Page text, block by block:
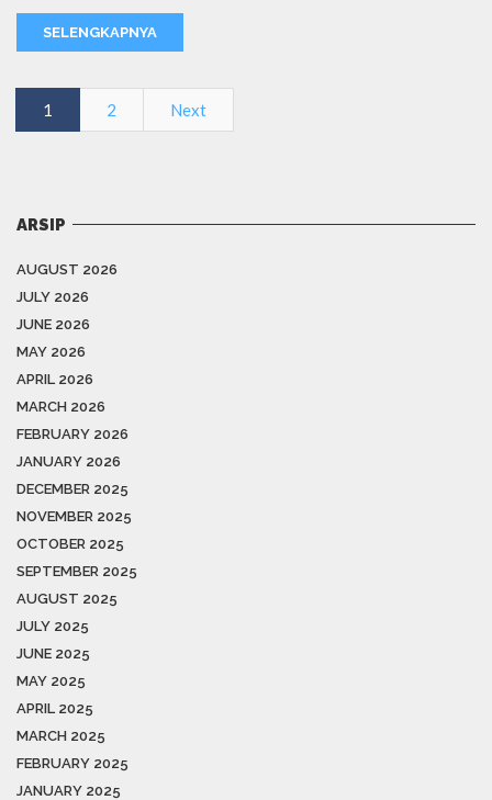
SELENGKAPNYA
1 2 Next
ARSIP
AUGUST 2026
JULY 2026
JUNE 2026
MAY 2026
APRIL 2026
MARCH 2026
FEBRUARY 2026
JANUARY 2026
DECEMBER 2025
NOVEMBER 2025
OCTOBER 2025
SEPTEMBER 2025
AUGUST 2025
JULY 2025
JUNE 2025
MAY 2025
APRIL 2025
MARCH 2025
FEBRUARY 2025
JANUARY 2025